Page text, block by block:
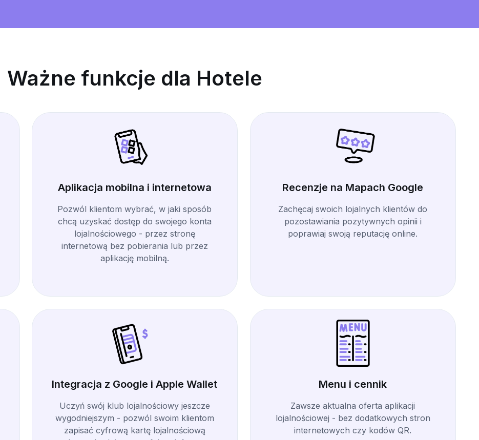
Ważne funkcje dla Hotele
Aplikacja mobilna i internetowa
Pozwól klientom wybrać, w jaki sposób
chcą uzyskać dostęp do swojego konta
lojalnościowego - przez stronę
internetową bez pobierania lub przez
aplikację mobilną.
Recenzje na Mapach Google
Zachęcaj swoich lojalnych klientów do
pozostawiania pozytywnych opinii i
poprawiaj swoją reputację online.
Integracja z Google i Apple Wallet
Uczyń swój klub lojalnościowy jeszcze
wygodniejszym - pozwól swoim klientom
zapisać cyfrową kartę lojalnościową
Menu i cennik
Zawsze aktualna oferta aplikacji
lojalnościowej - bez dodatkowych stron
internetowych czy kodów QR.